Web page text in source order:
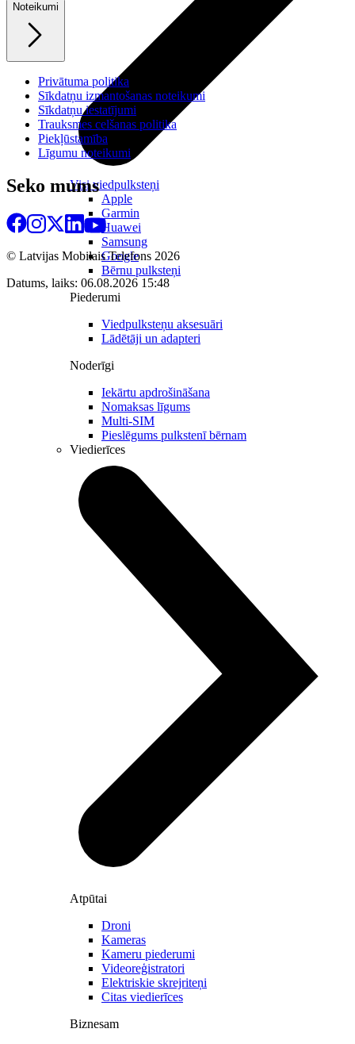
Visi viedpulksteņi
Apple
Garmin
Huawei
Samsung
Google
Bērnu pulksteņi
Piederumi
Viedpulksteņu aksesuāri
Lādētāji un adapteri
Noderīgi
Iekārtu apdrošināšana
Nomaksas līgums
Multi-SIM
Pieslēgums pulkstenī bērnam
Viedierīces
Atpūtai
Droni
Kameras
Kameru piederumi
Videoreģistratori
Elektriskie skrejriteņi
Citas viedierīces
Biznesam
Noteikumi
Privātuma politika
Sīkdatņu izmantošanas noteikumi
Sīkdatņu iestatījumi
Trauksmes celšanas politika
Piekļūstamība
Līgumu noteikumi
Seko mums
© Latvijas Mobilais Telefons 2026
Datums, laiks: 06.08.2026 15:48